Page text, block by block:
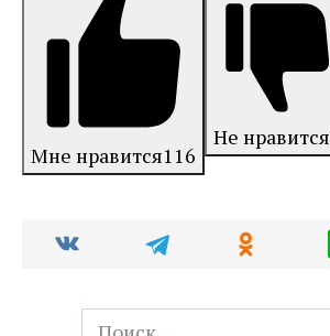
Мне нравится116
Не нравится
Search